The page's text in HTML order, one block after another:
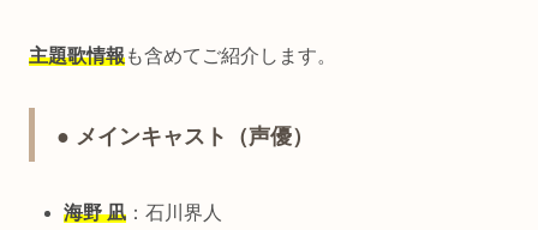
主題歌情報も含めてご紹介します。
● メインキャスト（声優）
海野 凪 ：石川界人